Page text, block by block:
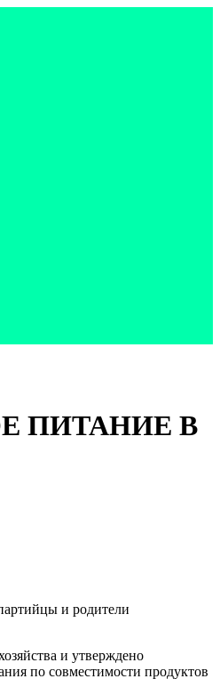
ПИТАНИЕ В
и родители
и утверждено
по совместимости продуктов